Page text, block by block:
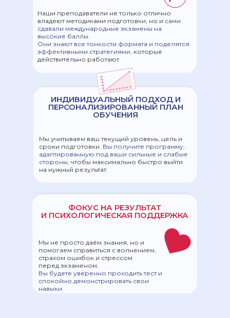
Наши преподаватели не только отлично
владеют методиками подготовки, но и сами
сдавали международные экзамены на
высокие баллы.
Они знают все тонкости формата и поделятся
эффективными стратегиями, которые
действительно работают.
Мы учитываем ваш текущий уровень, цель и
сроки подготовки. Вы получите программу,
адаптированную под ваши сильные и слабые
стороны, чтобы максимально быстро выйти
на нужный результат.
ИНДИВИДУАЛЬНЫЙ ПОДХОД И
ПЕРСОНАЛИЗИРОВАННЫЙ ПЛАН
ОБУЧЕНИЯ
Мы не просто даём знания, но и
помогаем справиться с волнением,
страхом ошибок и стрессом
перед экзаменом.
Вы будете уверенно проходить тест и
спокойно демонстрировать свои
навыки.
ФОКУС НА РЕЗУЛЬТАТ
И ПСИХОЛОГИЧЕСКАЯ ПОДДЕРЖКА